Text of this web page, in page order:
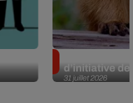
31 juillet 2026
d’initiative